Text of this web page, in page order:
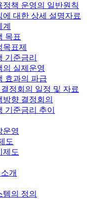
정책 운영의 일반원칙
에 대한 상세 설명자료
목표
목표제
기준금리
의 실제운영
효과의 파급
정회의 일정 및 자료
방향 결정회의
기준금리 추이
운영
도
제도
개
템의 정의